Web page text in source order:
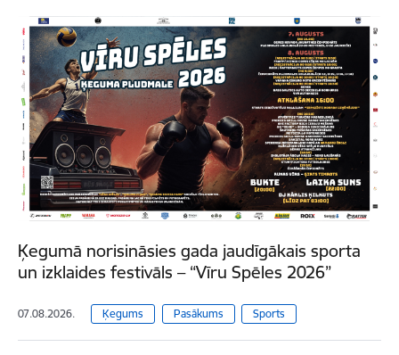
Ķegumā norisināsies gada jaudīgākais sporta
un izklaides festivāls – “Vīru Spēles 2026”
07.08.2026. Ķegums Pasākums Sports